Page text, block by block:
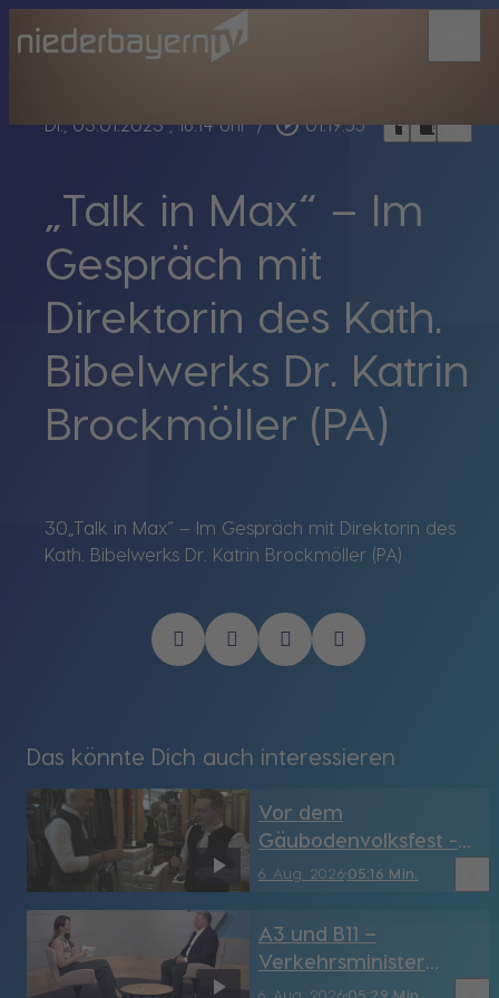
Di., 03.01.2023, 16:14 Uhr / play_circle_outline 01:19:55 headphoneschrome_reader_modebookmark_border
„Talk in Max“ – Im
Gespräch mit
Direktorin des Kath.
Bibelwerks Dr. Katrin
Brockmöller (PA)
30„Talk in Max“ – Im Gespräch mit Direktorin des
Kath. Bibelwerks Dr. Katrin Brockmöller (PA)
Das könnte Dich auch interessieren
6. Aug. 202605:16 Min.
Vor dem
Gäubodenvolksfest -
Lederhosn-Check in
6. Aug. 202605:29 Min.
A3 und B11 –
Verkehrsminister
Christian Bernreiter